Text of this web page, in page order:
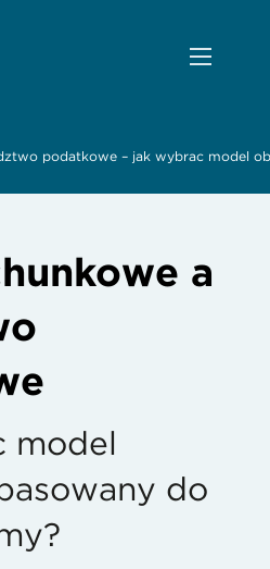
podatkowe – jak wybrać model
a
model
do